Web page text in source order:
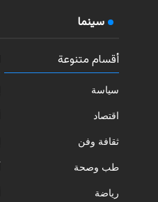
سينما
أقسام متنوعة
سياسة
اقتصاد
ثقافة وفن
طب وصحة
رياضة